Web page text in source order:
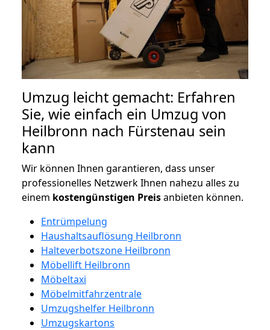
Umzug leicht gemacht: Erfahren
Sie, wie einfach ein Umzug von
Heilbronn nach Fürstenau sein
kann
Wir können Ihnen garantieren, dass unser
professionelles Netzwerk Ihnen nahezu alles zu
einem kostengünstigen Preisanbieten können.
Entrümpelung
Haushaltsauflösung Heilbronn
Halteverbotszone Heilbronn
Möbellift Heilbronn
Möbeltaxi
Möbelmitfahrzentrale
Umzugshelfer Heilbronn
Umzugskartons